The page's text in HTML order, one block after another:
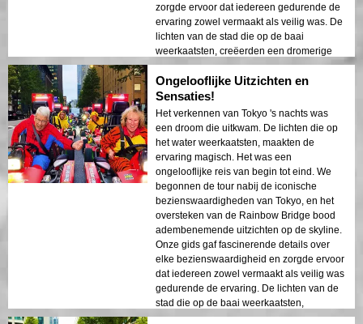
zorgde ervoor dat iedereen gedurende de
ervaring zowel vermaakt als veilig was. De
lichten van de stad die op de baai
weerkaatsten, creëerden een dromerige
sfeer die een blijvende indruk achterliet.
Deze tour is ideaal voor eerste bezoekers
die een mix van avontuur en sightseeing
willen. Het contrast tussen de moderne
structuren van Tokio en de historische
gebieden werd prachtig weergegeven in
de nachtelijke lichten. Ik zou deze tour ten
zeerste aanbevelen aan iedereen!
Ongelooflijke Uitzichten en
Sensaties!
Het verkennen van Tokyo 's nachts was
een droom die uitkwam. De lichten die op
het water weerkaatsten, maakten de
ervaring magisch. Het was een
ongelooflijke reis van begin tot eind. We
begonnen de tour nabij de iconische
bezienswaardigheden van Tokyo, en het
oversteken van de Rainbow Bridge bood
adembenemende uitzichten op de skyline.
Onze gids gaf fascinerende details over
elke bezienswaardigheid en zorgde ervoor
dat iedereen zowel vermaakt als veilig was
gedurende de ervaring. De lichten van de
stad die op de baai weerkaatsten,
creëerden een dromerige sfeer die een